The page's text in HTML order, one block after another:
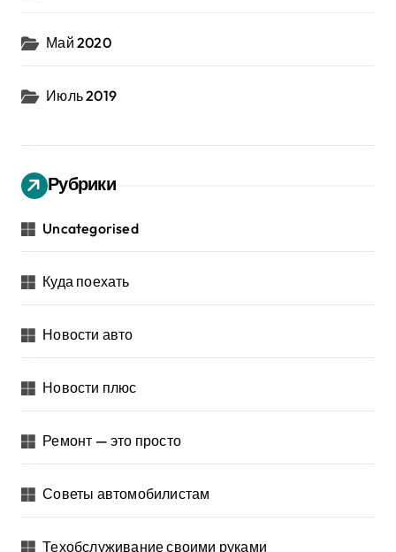
Май 2020
Июль 2019
Рубрики
Uncategorised
Куда поехать
Новости авто
Новости плюс
Ремонт — это просто
Советы автомобилистам
Техобслуживание своими руками